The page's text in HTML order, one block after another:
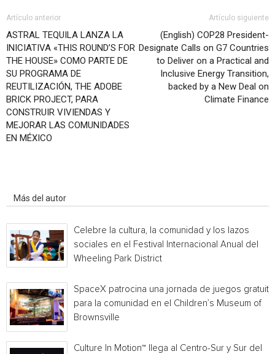
Artículo anterior
ASTRAL TEQUILA LANZA LA
INICIATIVA «THIS ROUND’S FOR
THE HOUSE» COMO PARTE DE
SU PROGRAMA DE
REUTILIZACIÓN, THE ADOBE
BRICK PROJECT, PARA
CONSTRUIR VIVIENDAS Y
MEJORAR LAS COMUNIDADES
EN MÉXICO
Artículo siguiente
(English) COP28 President-
Designate Calls on G7 Countries
to Deliver on a Practical and
Inclusive Energy Transition,
backed by a New Deal on
Climate Finance
Más del autor
Celebre la cultura, la comunidad y los lazos
sociales en el Festival Internacional Anual del
Wheeling Park District
SpaceX patrocina una jornada de juegos gratuita
para la comunidad en el Children’s Museum of
Brownsville
Culture In Motion™ llega al Centro-Sur y Sur del